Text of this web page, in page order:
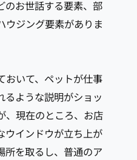
のお世話する要素、部
ウジング要素がありま
おいて、ペットが仕事
るような説明がショッ
、現在のところ、お店
ウインドウが立ち上が
所を取るし、普通のア